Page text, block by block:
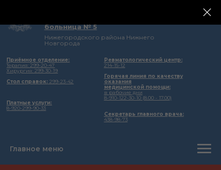
больница № 5
Приёмное отделение:
Терапия: 299-20-47
Хирургия: 299-30-19
Стол справок: 299-23-42
Ревматологический центр:
214-15-12
Горячая линия по качеству
оказания
медицинской помощи:
в рабочие дни
8-910-122-30-10 (8.00 - 17.00)
Секретарь главного врача:
438-98-73
Нижегородского района Нижнего
Новгорода
Платные услуги:
8-920-299-90-33
Главное меню